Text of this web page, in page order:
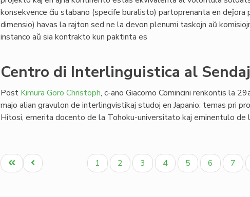
konsekvence ĉiu stabano (specife buralisto) partoprenanta en
dimensio) havas la rajton sed ne la devon plenumi taskojn aŭ
instanco aŭ sia kontrakto kun paktinta es
Centro di Interlinguistica al
Post Kimura Goro Christoph, c-ano Giacomo Comincini renkontis la
majo alian gravulon de interlingvistikaj studoj en Japanio: temas pri
Hitosi, emerita docento de la Tohoku-universitato kaj eminentulo de
Pagination
Unua
paĝo
Antaŭa
paĝo
Paĝo
1 Paĝo
2 Paĝo
3
Aktuala
paĝo
4 Paĝo
5 Paĝo
6 Paĝo
7